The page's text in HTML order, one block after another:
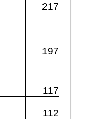
217.700
197.900
117.200
112.400